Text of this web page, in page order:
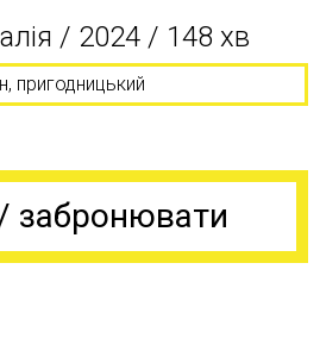
/ 2024 / 148 хв
пригодницький
забронювати